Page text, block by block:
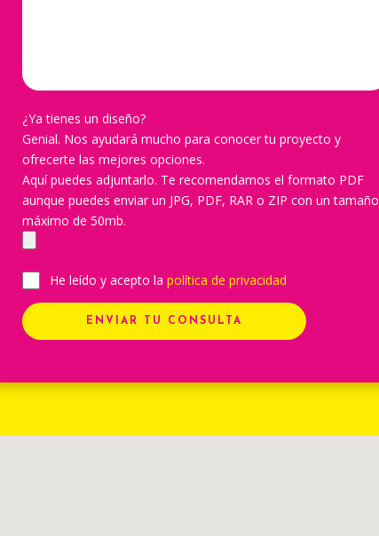
¿Ya tienes un diseño?
Genial. Nos ayudará mucho para conocer tu proyecto y
ofrecerte las mejores opciones.
Aquí puedes adjuntarlo. Te recomendamos el formato PDF
aunque puedes enviar un JPG, PDF, RAR o ZIP con un tamaño
máximo de 50mb.
He leído y acepto la política de privacidad